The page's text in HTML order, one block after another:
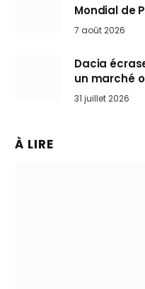
Mondial de
Mini
7 août 2026
Dacia
un marché
31 juillet 2026
À LIRE